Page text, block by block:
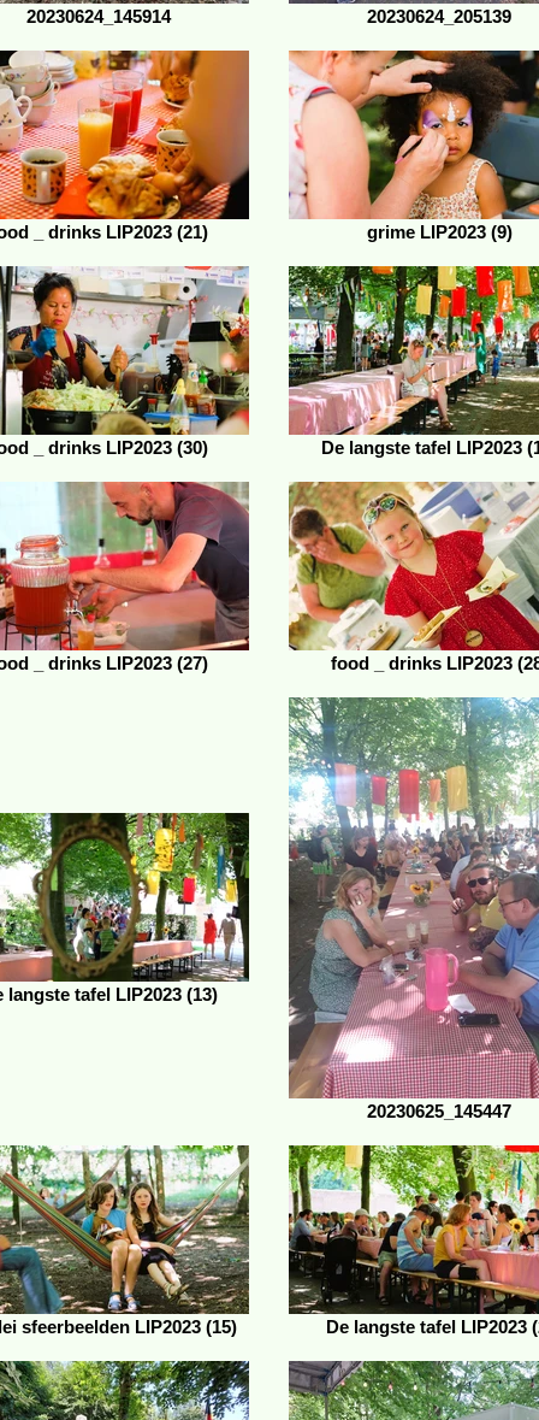
20230624_145914 20230624_205139
_ drinks LIP2023 (21) grime LIP2023 (9)
_ drinks LIP2023 (30) De langste tafel LIP2023
_ drinks LIP2023 (27) food _ drinks LIP2023
langste tafel LIP2023 (13)
20230625_145447
sfeerbeelden LIP2023 (15) De langste tafel LIP2023